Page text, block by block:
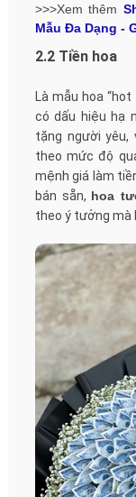
>>>Xem thêm
Mẫu Đa Dạng -
2.2 Tiền hoa
Là mẫu hoa
có dấu hiệu hạ
tặng người yêu,
theo mức độ
mệnh giá làm
bán sẵn, hoa
theo ý tưởng mà